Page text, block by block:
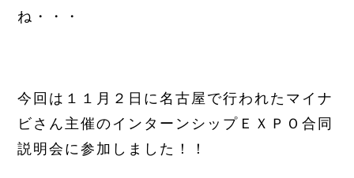
ね・・・
今回は１１月２日に名古屋で行われたマイナ
ビさん主催のインターンシップＥＸＰＯ合同
説明会に参加しました！！